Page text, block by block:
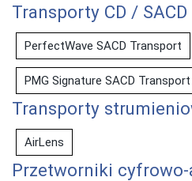
Transporty CD / SACD
PerfectWave SACD Transport
PMG Signature SACD Transport
Transporty
AirLens
Przetworniki